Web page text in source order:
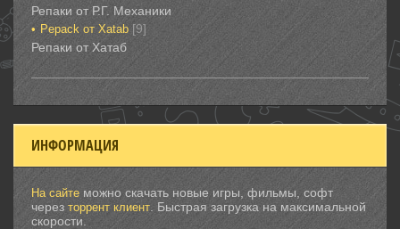
Репаки от Р.Г. Механики
Рepack от Xatab [9]
Репаки от Хатаб
ИНФОРМАЦИЯ
На сайте можно скачать новые игры, фильмы, софт
через торрент клиент . Быстрая загрузка на максимальной
скорости.